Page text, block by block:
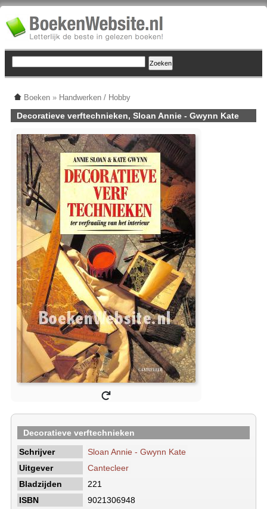
Boeken » Handwerken / Hobby
Decoratieve verftechnieken, Sloan Annie - Gwynn Kate
Decoratieve verftechnieken
Schrijver
Sloan Annie - Gwynn Kate
Uitgever
Cantecleer
Bladzijden
221
ISBN
9021306948